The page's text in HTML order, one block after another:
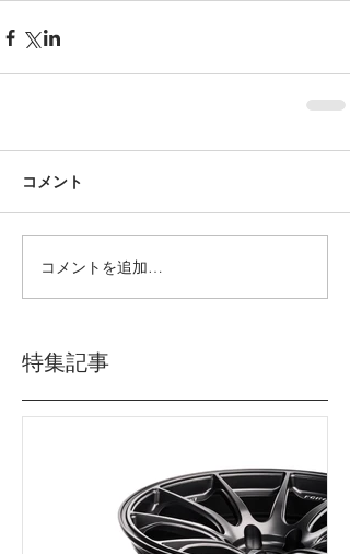
コメント
コメントを追加…
特集記事